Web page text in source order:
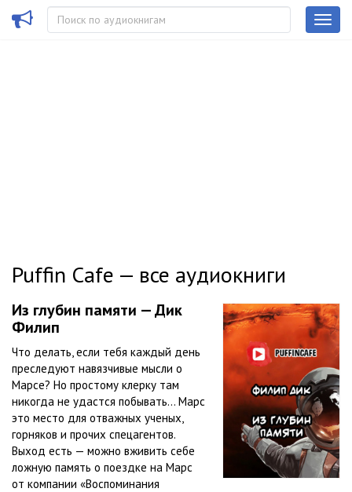
Puffin Cafe — все аудиокниги
Из глубин памяти — Дик
Филип
Что делать, если тебя каждый день
преследуют навязчивые мысли о
Марсе? Но простому клерку там
никогда не удастся побывать… Марс
это место для отважных ученых,
горняков и прочих спецагентов.
Выход есть — можно вживить себе
ложную память о поездке на Марс
от компании «Воспоминания